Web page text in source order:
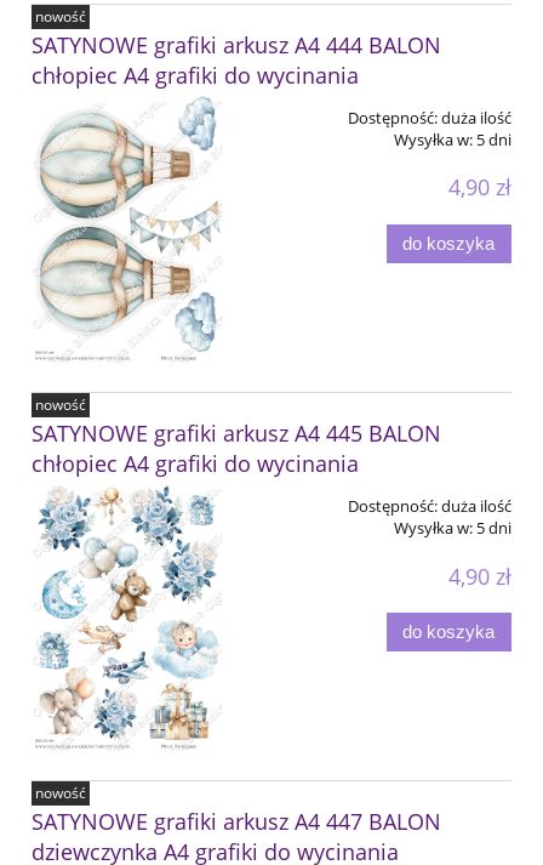
SATYNOWE grafiki arkusz A4 444 BALON
chłopiec A4 grafiki do wycinania
Dostępność:duża ilość
Wysyłka w: 5 dni
4,90 zł
do koszyka
nowość
SATYNOWE grafiki arkusz A4 445 BALON
chłopiec A4 grafiki do wycinania
Dostępność:duża ilość
Wysyłka w: 5 dni
4,90 zł
do koszyka
nowość
SATYNOWE grafiki arkusz A4 447 BALON
dziewczynka A4 grafiki do wycinania
nowość